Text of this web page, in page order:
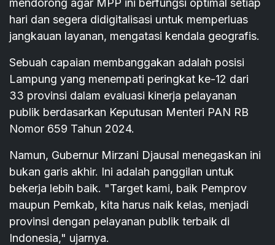
mendorong agar MPP ini berfungsi optimal setiap
hari dan segera didigitalisasi untuk memperluas
jangkauan layanan, mengatasi kendala geografis.
Sebuah capaian membanggakan adalah posisi
Lampung yang menempati peringkat ke-12 dari
33 provinsi dalam evaluasi kinerja pelayanan
publik berdasarkan Keputusan Menteri PAN RB
Nomor 659 Tahun 2024.
Namun, Gubernur Mirzani Djausal menegaskan ini
bukan garis akhir. Ini adalah panggilan untuk
bekerja lebih baik. "Target kami, baik Pemprov
maupun Pemkab, kita harus naik kelas, menjadi
provinsi dengan pelayanan publik terbaik di
Indonesia," ujarnya.